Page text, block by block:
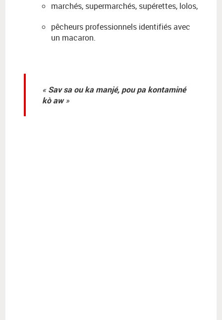
marchés, supermarchés, supérettes, lolos,
pêcheurs professionnels identifiés avec
un macaron.
Sav sa ou ka manjé, pou pa kontaminé
kò aw